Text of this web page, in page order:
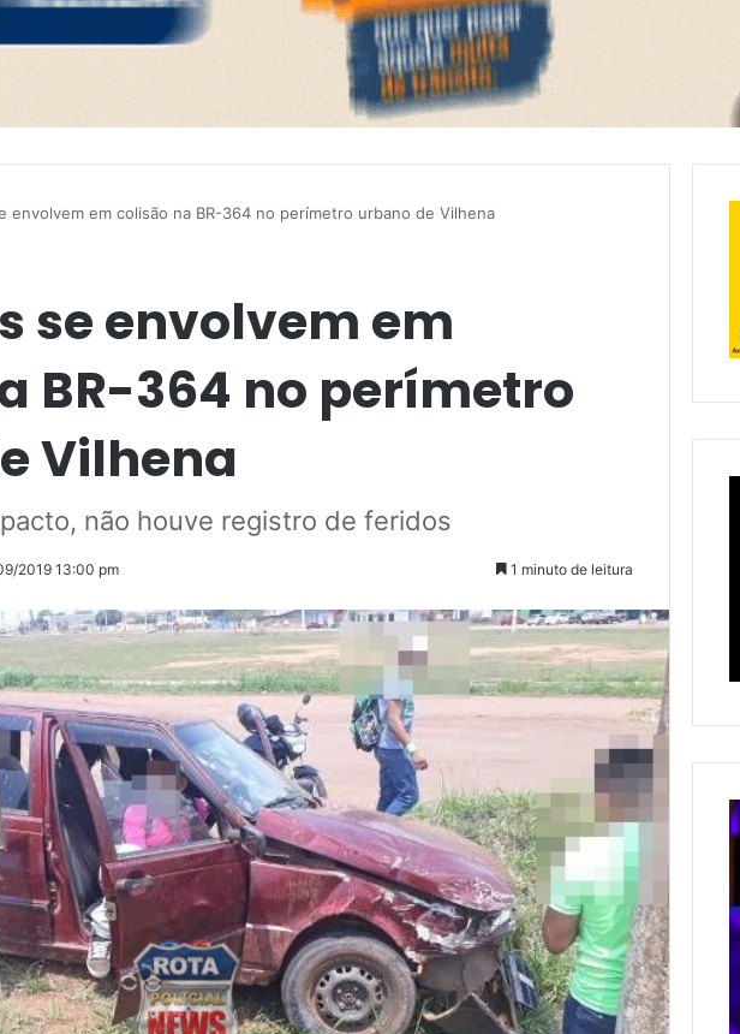
envolvem em colisão na BR-364 no perímetro urbano de Vilhena
se envolvem em
BR-364 no perímetro
Vilhena
não houve registro de feridos
2019 13:00 pm 1 minuto de leitura